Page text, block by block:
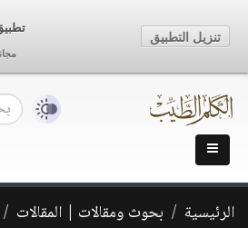
الرئيسية بحوث ومقالات | المقالات
تنزيل التطبيق